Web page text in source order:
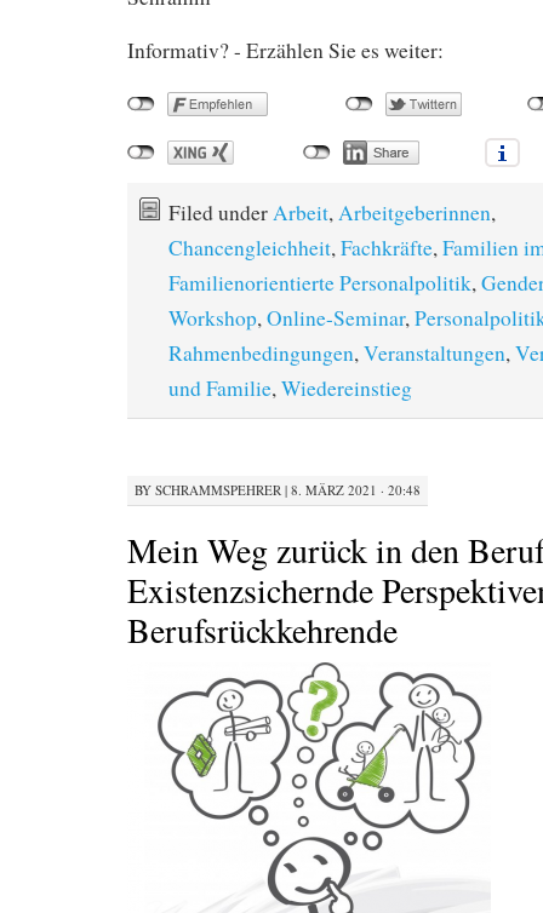
Informativ? - Erzählen Sie es weiter:
Filed under Arbeit, Arbeitgeberinnen,
Chancengleichheit, Fachkräfte, Familien
Familienorientierte Personalpolitik,
Workshop, Online-Seminar,
Rahmenbedingungen, Veranstaltungen,
und Familie, Wiedereinstieg
BY SCHRAMMSPEHRER | 8. MÄRZ 2021 · 20:48
Mein Weg zurück in den
Existenzsichernde
Berufsrückkehrende